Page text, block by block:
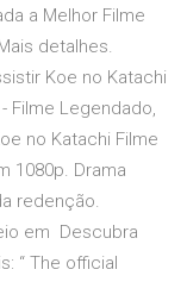
a Melhor Filme
detalhes.
Koe no Katachi
Filme Legendado,
no Katachi Filme
1080p. Drama
redenção.
em Descubra
“ The official